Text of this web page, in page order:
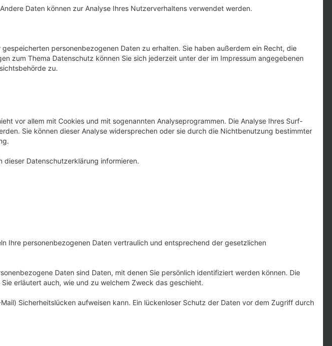
Daten können zur Analyse Ihres Nutzerverhaltens verwendet werden.
personenbezogenen Daten zu erhalten. Sie haben außerdem ein Recht, die
zum Thema Datenschutz können Sie sich jederzeit unter der im Impressum angegebenen
zu.
vor allem mit Cookies und mit sogenannten Analyseprogrammen. Die Analyse Ihres Surf-
Sie können dieser Analyse widersprechen oder sie durch die Nichtbenutzung bestimmter
dieser Datenschutzerklärung informieren.
Ihre personenbezogenen Daten vertraulich und entsprechend der gesetzlichen
Daten sind Daten, mit denen Sie persönlich identifiziert werden können. Die
erläutert auch, wie und zu welchem Zweck das geschieht.
Sicherheitslücken aufweisen kann. Ein lückenloser Schutz der Daten vor dem Zugriff durch